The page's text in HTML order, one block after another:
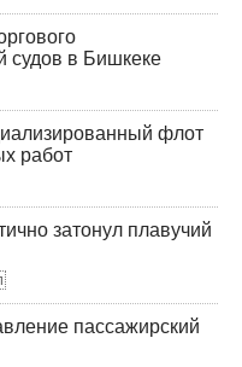
судов в Бишкеке
флот
работ
затонул плавучий
пассажирский